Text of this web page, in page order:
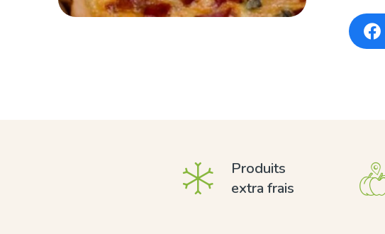
Produits
extra frais